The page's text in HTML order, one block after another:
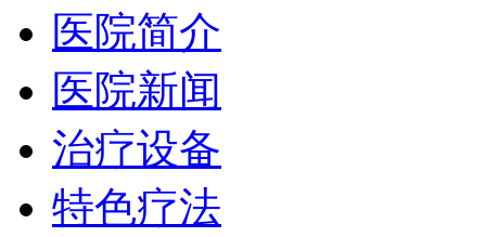
医院简介
医院新闻
治疗设备
特色疗法